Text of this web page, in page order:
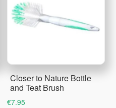
Closer to Nature Bottle
and Teat Brush
€7.95